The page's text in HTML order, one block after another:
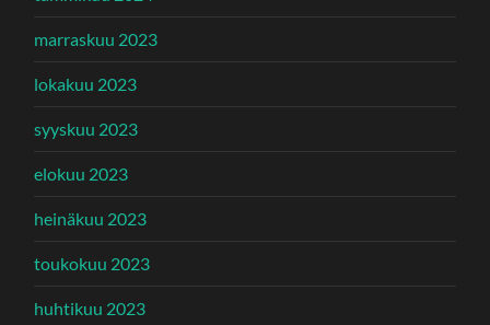
marraskuu 2023
lokakuu 2023
syyskuu 2023
elokuu 2023
heinäkuu 2023
toukokuu 2023
huhtikuu 2023